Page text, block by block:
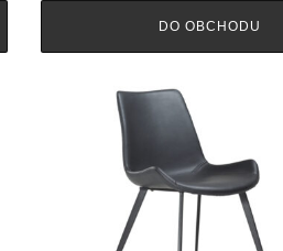
DO OBCHODU